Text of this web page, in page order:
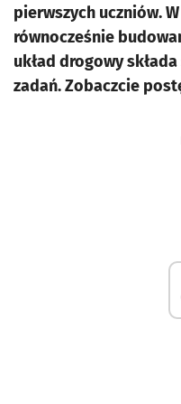
pierwszych uczniów.
równocześnie
układ drogowy
zadań. Zobaczcie